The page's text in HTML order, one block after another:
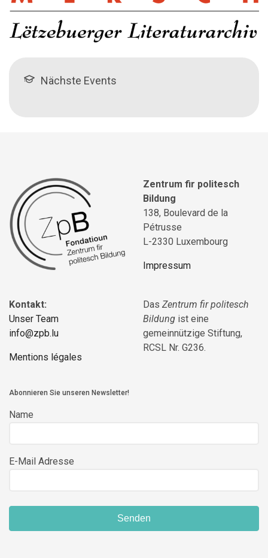
Nächste Events
Zentrum fir politesch
Bildung
138, Boulevard de la
Pétrusse
L-2330 Luxembourg
Impressum
Kontakt:
Unser Team
info@zpb.lu
Mentions légales
Das Zentrum fir politesch
Bildung ist eine
gemeinnützige Stiftung,
RCSL Nr. G236.
Abonnieren Sie unseren Newsletter!
Name
E-Mail Adresse
Senden